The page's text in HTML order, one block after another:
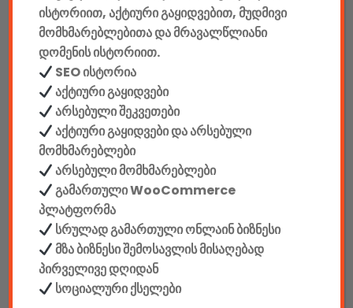
აკკუმულატორები
კაბელები & დამტენები
დისკები
ჩანთები
სეიფები
კონსტრუქტორები
E-mobility
ისტორიით, აქტიური გაყიდვებით, მუდმივი
მომხმარებლებითა და მრავალწლიანი
დომენის ისტორიით.
SEO ისტორია
აქტიური გაყიდვები
არსებული შეკვეთები
აქტიური გაყიდვები და არსებული
მომხმარებლები
არსებული მომხმარებლები
გამართული WooCommerce
პლატფორმა
სრულად გამართული ონლაინ ბიზნესი
მზა ბიზნესი შემოსავლის მისაღებად
პირველივე დღიდან
სოციალური ქსელები